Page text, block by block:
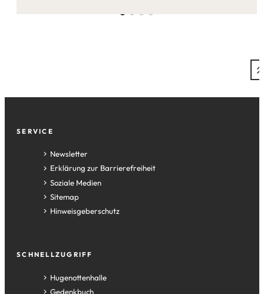
Fußzeile
SERVICE
Newsletter
Erklärung zur Barrierefreiheit
Soziale Medien
Sitemap
Hinweisgeberschutz
SCHNELLZUGRIFF
Hugenottenhalle
(Öffnet
in Gedenkbuch
(Öffnet